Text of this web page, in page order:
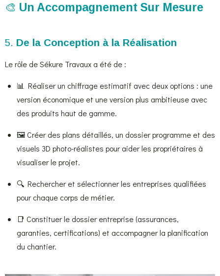
🎨 Un Accompagnement Sur Mesure
5. De la Conception à la Réalisation
Le rôle de Sékure Travaux a été de :
📊 Réaliser un chiffrage estimatif avec deux options : une
version économique et une version plus ambitieuse avec
des produits haut de gamme.
🖼️ Créer des plans détaillés, un dossier programme et des
visuels 3D photo-réalistes pour aider les propriétaires à
visualiser le projet.
🔍 Rechercher et sélectionner les entreprises qualifiées
pour chaque corps de métier.
📑 Constituer le dossier entreprise (assurances,
garanties, certifications) et accompagner la planification
du chantier.